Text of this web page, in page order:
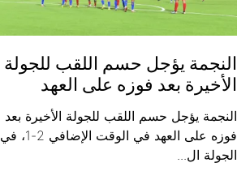
النجمة يؤجل حسم اللقب للجولة
الأخيرة بعد فوزه على العهد
النجمة يؤجل حسم اللقب للجولة الأخيرة بعد
فوزه على العهد في الوقت الإضافي 2-1، في
الجولة ال...